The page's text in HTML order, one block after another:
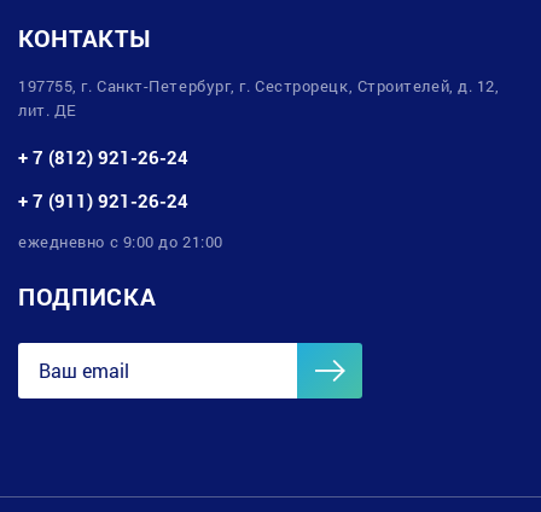
КОНТАКТЫ
197755, г. Санкт-Петербург, г. Сестрорецк, Строителей, д. 12,
лит. ДЕ
+ 7 (812) 921-26-24
+ 7 (911) 921-26-24
ежедневно с 9:00 до 21:00
ПОДПИСКА